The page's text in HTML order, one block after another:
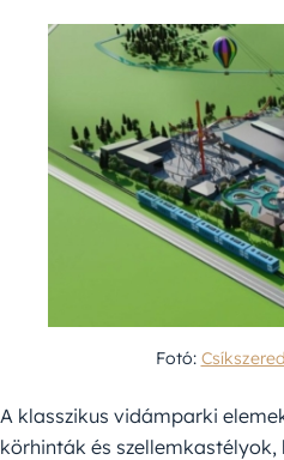
Fotó:
A klasszikus vidámparki
körhinták és